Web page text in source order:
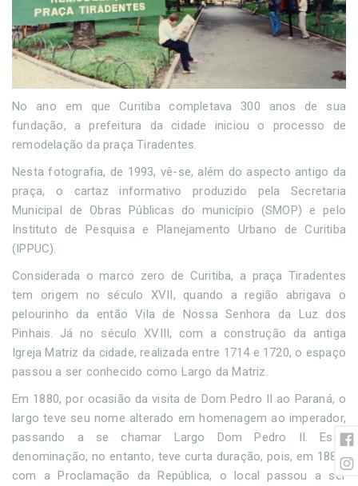
No ano em que Curitiba completava 300 anos de sua
fundação, a prefeitura da cidade iniciou o processo de
remodelação da praça Tiradentes.
Nesta fotografia, de 1993, vê-se, além do aspecto antigo da
praça, o cartaz informativo produzido pela Secretaria
Municipal de Obras Públicas do município (SMOP) e pelo
Instituto de Pesquisa e Planejamento Urbano de Curitiba
(IPPUC).
Considerada o marco zero de Curitiba, a praça Tiradentes
tem origem no século XVII, quando a região abrigava o
pelourinho da então Vila de Nossa Senhora da Luz dos
Pinhais. Já no século XVIII, com a construção da antiga
Igreja Matriz da cidade, realizada entre 1714 e 1720, o espaço
passou a ser conhecido como Largo da Matriz.
Em 1880, por ocasião da visita de Dom Pedro II ao Paraná, o
largo teve seu nome alterado em homenagem ao imperador,
passando a se chamar Largo Dom Pedro II. Essa
denominação, no entanto, teve curta duração, pois, em 1889,
com a Proclamação da República, o local passou a ser